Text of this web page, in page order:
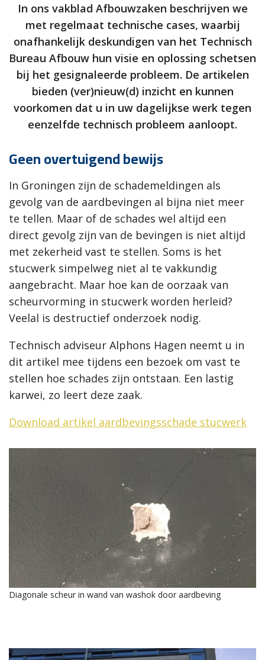
In ons vakblad Afbouwzaken beschrijven we
met regelmaat technische cases, waarbij
onafhankelijk deskundigen van het Technisch
Bureau Afbouw hun visie en oplossing schetsen
bij het gesignaleerde probleem. De artikelen
bieden (ver)nieuw(d) inzicht en kunnen
voorkomen dat u in uw dagelijkse werk tegen
eenzelfde technisch probleem aanloopt.
Geen overtuigend bewijs
In Groningen zijn de schademeldingen als
gevolg van de aardbevingen al bijna niet meer
te tellen. Maar of de schades wel altijd een
direct gevolg zijn van de bevingen is niet altijd
met zekerheid vast te stellen. Soms is het
stucwerk simpelweg niet al te vakkundig
aangebracht. Maar hoe kan de oorzaak van
scheurvorming in stucwerk worden herleid?
Veelal is destructief onderzoek nodig.
Technisch adviseur Alphons Hagen neemt u in
dit artikel mee tijdens een bezoek om vast te
stellen hoe schades zijn ontstaan. Een lastig
karwei, zo leert deze zaak.
Download artikel aardbevingsschade stucwerk
Diagonale scheur in wand van washok door aardbeving